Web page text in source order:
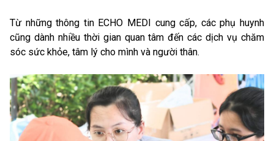
Từ những thông tin ECHO MEDI cung cấp, các phụ huynh
cũng dành nhiều thời gian quan tâm đến các dịch vụ chăm
sóc sức khỏe, tâm lý cho mình và người thân.